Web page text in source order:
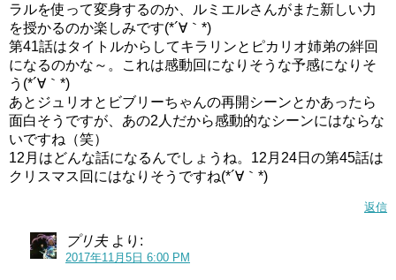
ラルを使って変身するのか、ルミエルさんがまた新しい力
を授かるのか楽しみです(*´∀｀*)
第41話はタイトルからしてキラリンとピカリオ姉弟の絆回
になるのかな～。これは感動回になりそうな予感になりそ
う(*´∀｀*)
あとジュリオとビブリーちゃんの再開シーンとかあったら
面白そうですが、あの2人だから感動的なシーンにはならな
いですね（笑）
12月はどんな話になるんでしょうね。12月24日の第45話は
クリスマス回にはなりそうですね(*´∀｀*)
返信
プリ夫 より:
2017年11月5日 6:00 PM